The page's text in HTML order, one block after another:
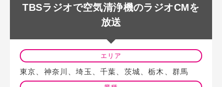
TBSラジオで空気清浄機のラジオCMを
放送
エリア
東京、神奈川、埼玉、千葉、茨城、栃木、群馬